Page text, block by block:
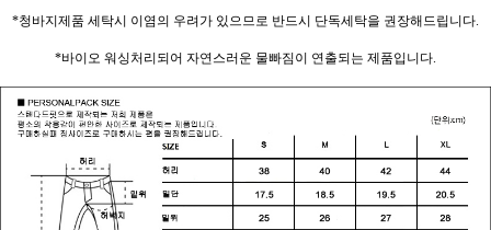
*청바지제품 세탁시 이염의 우려가 있으므로 반드시 단독세탁을 권장해드립니다.
*바이오 워싱처리되어 자연스러운 물빠짐이 연출되는 제품입니다.